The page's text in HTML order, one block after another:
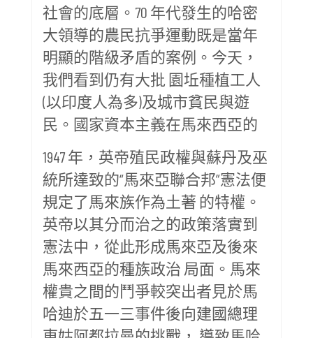
社會的底層。70 年代發生的哈密
大領導的農民抗爭運動既是當年
明顯的階級矛盾的案例。今天，
我們看到仍有大批 園坵種植工人
(以印度人為多)及城市貧民與遊
民。國家資本主義在馬來西亞的
1947 年，英帝殖民政權與蘇丹及巫
統所達致的“馬來亞聯合邦”憲法便
規定了馬來族作為土著 的特權。
英帝以其分而治之的政策落實到
憲法中，從此形成馬來亞及後來
馬來西亞的種族政治 局面。馬來
權貴之間的鬥爭較突出者見於馬
哈迪於五一三事件後向建國總理